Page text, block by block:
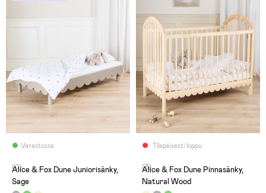
Varastossa
(0)
Alice & Fox Dune Juniorisänky,
Sage
Tilapäisesti loppu
(3)
Alice & Fox Dune Pinnasänky,
Natural Wood